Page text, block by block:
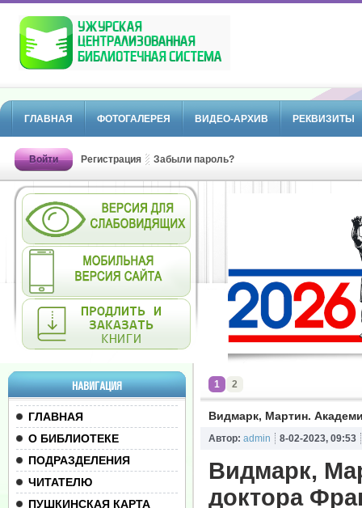
ГЛАВНАЯ ФОТОГАЛЕРЕЯ ВИДЕО-АРХИВ РЕКВИЗИТЫ
Войти Регистрация Забыли пароль?
НАВИГАЦИЯ
ГЛАВНАЯ
О БИБЛИОТЕКЕ
ПОДРАЗДЕЛЕНИЯ
ЧИТАТЕЛЮ
ПУШКИНСКАЯ КАРТА
1 2
Видмарк, Мартин.
Автор: admin 8-02-2023, 09:53
Видмарк,
доктора